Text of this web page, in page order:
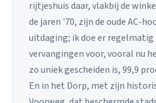
rijtjeshuis daar, vlakbij de
de jaren '70, zijn de oude AC-
uitdaging; ik doe er
vervangingen voor, vooral nu
zo uniek gescheiden is, 99,9
En in het Dorp, met zijn